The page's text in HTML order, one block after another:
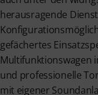
herausragende
gefächertes
Multifunktionswagen
und professionelle
mit eigener